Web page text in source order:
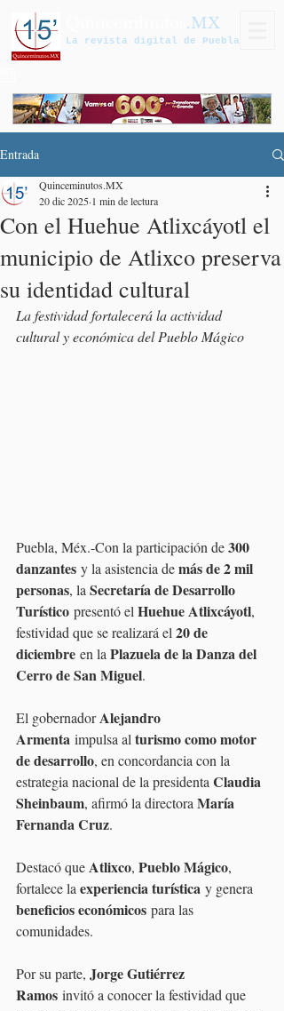
.MX
La revista digital de Puebla
Entrada
Con el Huehue Atlixcáyotl el
municipio de Atlixco preserva
su identidad cultural
Quinceminutos.MX
20 dic 2025 1 min de lectura
La festividad fortalecerá la actividad
cultural y económica del Pueblo Mágico
Puebla, Méx.-Con la participación de 300
danzantes y la asistencia de más de 2 mil
personas, la Secretaría de Desarrollo
Turístico presentó el Huehue Atlixcáyotl,
festividad que se realizará el 20 de
diciembre en la Plazuela de la Danza del
Cerro de San Miguel.
El gobernador Alejandro
Armenta impulsa al turismo como motor
de desarrollo, en concordancia con la
estrategia nacional de la presidenta Claudia
Sheinbaum, afirmó la directora María
Fernanda Cruz.
Destacó que Atlixco, Pueblo Mágico,
fortalece la experiencia turística y genera
beneficios económicos para las
comunidades.
Por su parte, Jorge Gutiérrez
Ramos invitó a conocer la festividad que